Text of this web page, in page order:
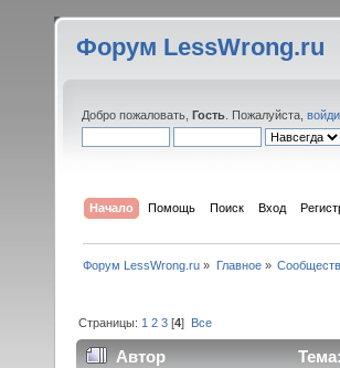
Форум LessWrong.ru
Добро пожаловать, Гость . Пожалуйста,
Начало Помощь Поиск Вход
Форум LessWrong.ru » Главное»
Страницы: 1 2 3 [4] Все
Автор